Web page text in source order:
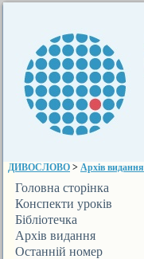
ДИВОСЛОВО > Архів видання
Головна сторінка
Конспекти уроків
Бібліотечка
ДИВОСЛОВА
Архів видання
Останній номер